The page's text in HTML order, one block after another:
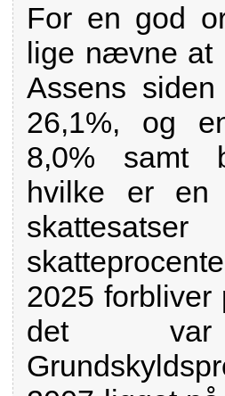
For en god
lige nævne at
Assens
26,1%, og
8,0% samt
hvilke er en
2025 forbliver
det